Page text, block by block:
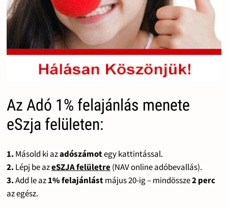
Az Adó 1% felajánlás menete
eSzja felületen:
1. Másold ki azadószámotegy kattintással.
2. Lépj be azeSZJA felületre(NAV online adóbevallás).
3.Add le az1% felajánlástmájus 20-ig – mindössze2 perc
az egész.